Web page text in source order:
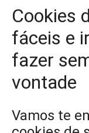
Cookies
fáceis e
fazer
vontade
Vamos te